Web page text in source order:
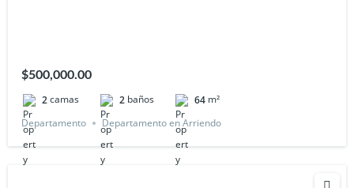
$500,000.00
2camas 2 baños 64 m²
Departamento
Departamento en Arriendo